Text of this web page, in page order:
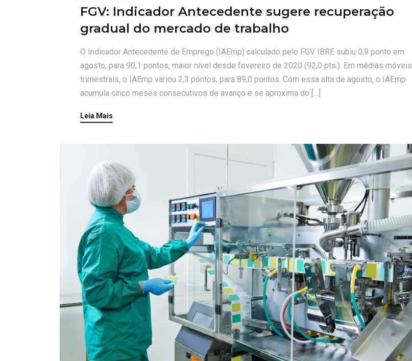
FGV: Indicador Antecedente sugere recuperação
gradual do mercado de trabalho
O Indicador Antecedente de Emprego (IAEmp) calculado pelo FGV IBRE subiu 0,9 ponto em
agosto, para 90,1 pontos, maior nível desde fevereiro de 2020 (92,0 pts.). Em médias móveis
trimestrais, o IAEmp variou 2,3 pontos, para 89,0 pontos. Com essa alta de agosto, o IAEmp
acumula cinco meses consecutivos de avanço e se aproxima do […]
Leia Mais